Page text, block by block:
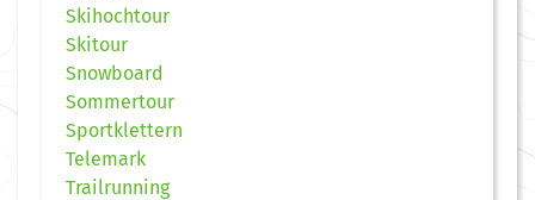
Skihochtour
Skitour
Snowboard
Sommertour
Sportklettern
Telemark
Trailrunning